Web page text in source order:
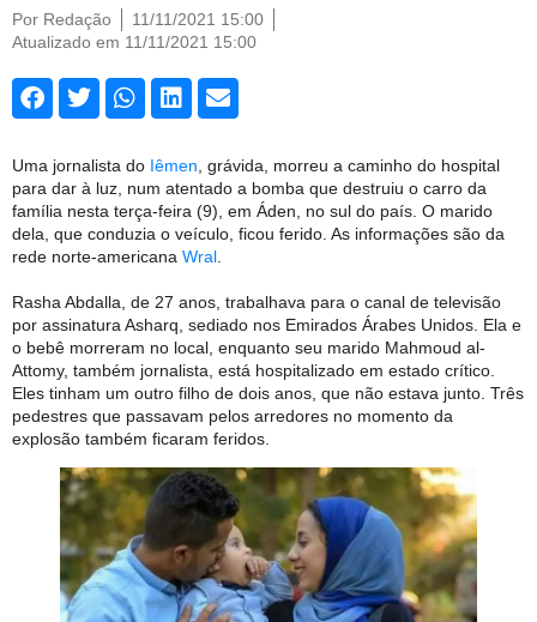
Por Redação
11/11/2021 15:00
Atualizado em 11/11/2021 15:00
Uma jornalista do Iêmen , grávida, morreu a caminho do hospital
para dar à luz, num atentado a bomba que destruiu o carro da
família nesta terça-feira (9), em Áden, no sul do país. O marido
dela, que conduzia o veículo, ficou ferido. As informações são da
rede norte-americana Wral
Rasha Abdalla, de 27 anos, trabalhava para o canal de televisão
por assinatura Asharq, sediado nos Emirados Árabes Unidos. Ela e
o bebê morreram no local, enquanto seu marido Mahmoud al-
Attomy, também jornalista, está hospitalizado em estado crítico.
Eles tinham um outro filho de dois anos, que não estava junto. Três
pedestres que passavam pelos arredores no momento da
explosão também ficaram feridos.